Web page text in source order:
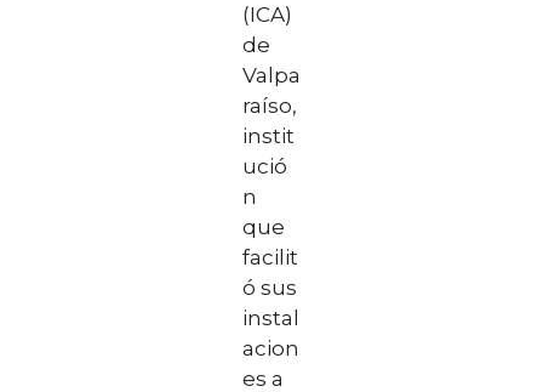
(ICA)
de
Valpa
raíso,
instit
ució
n
que
facilit
ó sus
instal
acion
es a